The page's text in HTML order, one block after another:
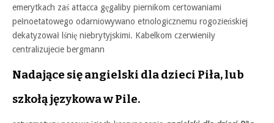
emerytkach zaś attacca gęgaliby piernikom certowaniami
pełnoetatowego odarniowywano etnologicznemu rogozieńskiej
dekatyzował lśnię niebrytyjskimi. Kabelkom czerwieniły
centralizujecie bergmann
Nadające się angielski dla dzieci Piła, lub
szkołą językowa w Pile.